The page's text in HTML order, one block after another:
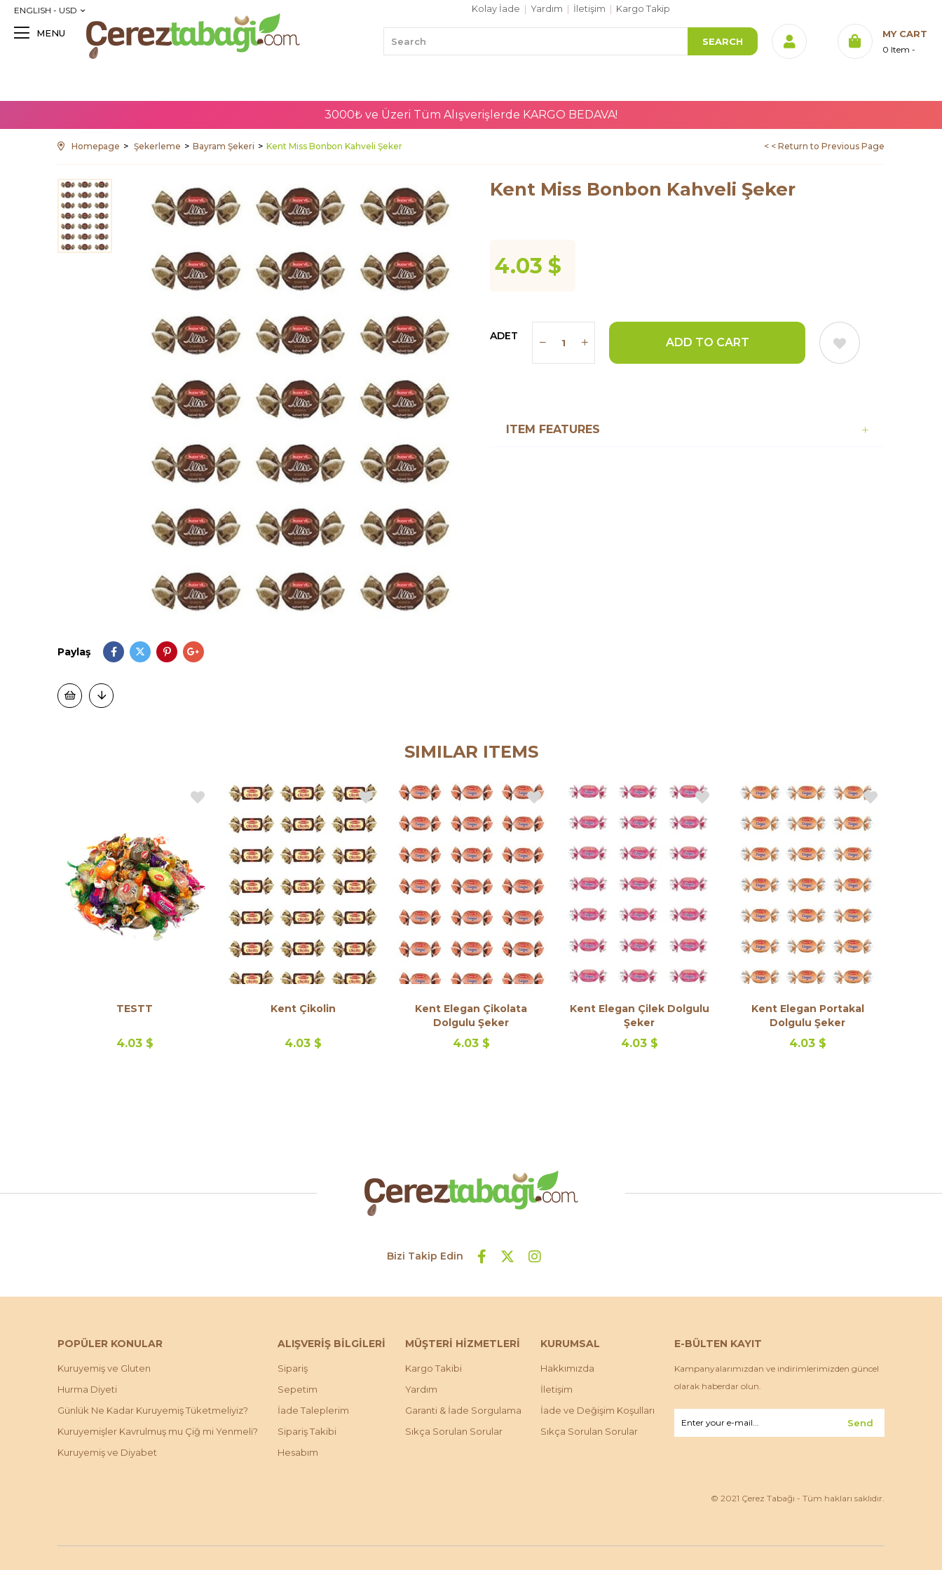
MENU MY CART
0 Item
ENGLISH - USD Kolay İade Yardım İletişim Kargo Takip
3000₺ ve Üzeri Tüm Alışverişlerde KARGO BEDAVA!
Homepage Şekerleme Bayram Şekeri Kent Miss Bonbon Kahveli Şeker < < Return to Previous Page
Paylaş
Kent Miss Bonbon Kahveli Şeker
4.03 $
ADET
ITEM FEATURES
SIMILAR ITEMS
TESTT
4.03 $
Kent Çikolin
4.03 $
Kent Elegan Çikolata
Dolgulu Şeker
4.03 $
Kent Elegan Çilek Dolgulu
Şeker
4.03 $
Kent Elegan Portakal
Dolgulu Şeker
4.03 $
Bizi Takip Edin
POPÜLER KONULAR
Kuruyemiş ve Gluten
Hurma Diyeti
Günlük Ne Kadar Kuruyemiş Tüketmeliyiz?
Kuruyemişler Kavrulmuş mu Çiğ mi Yenmeli?
Kuruyemiş ve Diyabet
ALIŞVERİŞ BİLGİLERİ
Sipariş
Sepetim
İade Taleplerim
Sipariş Takibi
Hesabım
MÜŞTERİ HİZMETLERİ
Kargo Takibi
Yardım
Garanti & İade Sorgulama
Sıkça Sorulan Sorular
KURUMSAL
Hakkımızda
İletişim
İade ve Değişim Koşulları
Sıkça Sorulan Sorular
E-BÜLTEN KAYIT
Kampanyalarımızdan ve indirimlerimizden güncel
olarak haberdar olun.
Send
© 2021 Çerez Tabağı - Tüm hakları saklıdır.